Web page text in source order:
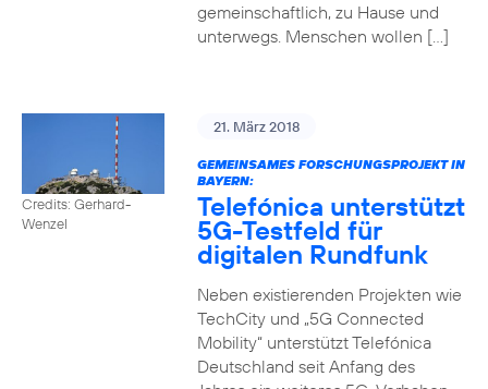
gemeinschaftlich, zu Hause und
unterwegs. Menschen wollen […]
Credits: Gerhard-
Wenzel
21. März 2018
GEMEINSAMES FORSCHUNGSPROJEKT IN
BAYERN:
Telefónica unterstützt
5G-Testfeld für
digitalen Rundfunk
Neben existierenden Projekten wie
TechCity und „5G Connected
Mobility“ unterstützt Telefónica
Deutschland seit Anfang des